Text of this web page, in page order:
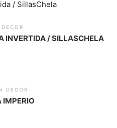
INVERTIDA / SILLASCHELA
DECOR
IMPERIO